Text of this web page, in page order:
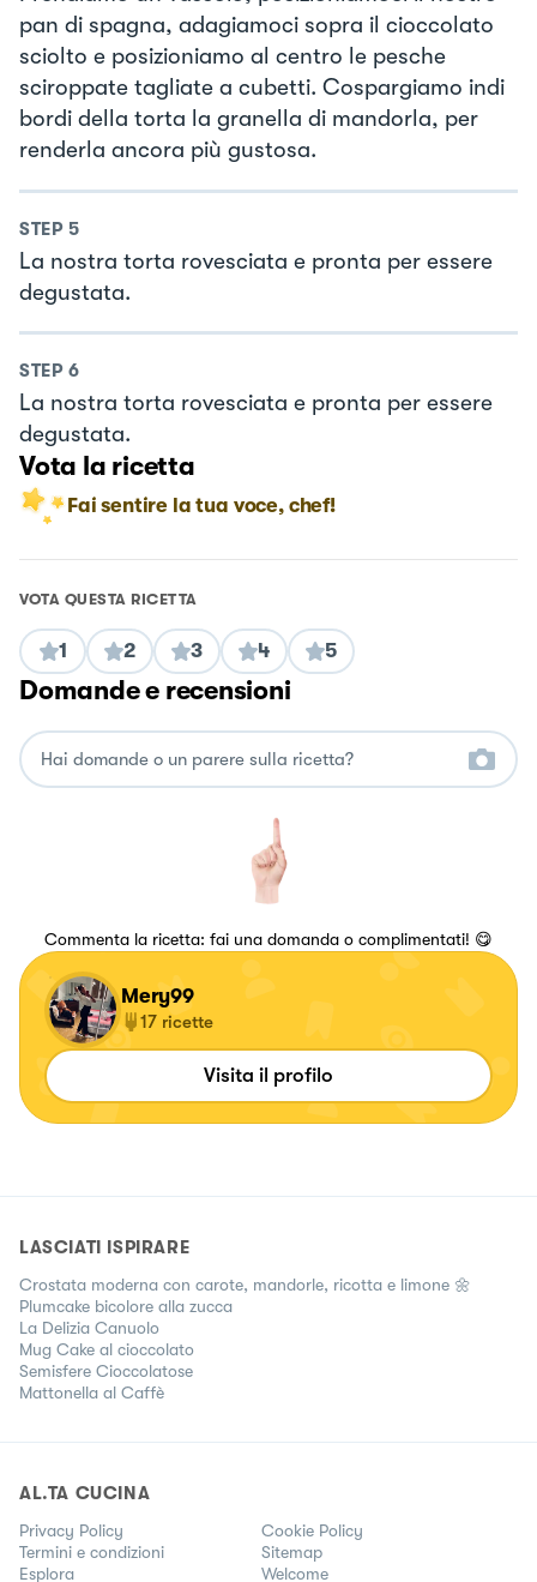
pan di spagna, adagiamoci sopra il cioccolato
sciolto e posizioniamo al centro le pesche
sciroppate tagliate a cubetti. Cospargiamo indi
bordi della torta la granella di mandorla, per
renderla ancora più gustosa.
STEP 5
La nostra torta rovesciata e pronta per essere
degustata.
STEP 6
La nostra torta rovesciata e pronta per essere
degustata.
Vota la ricetta
Fai sentire la tua voce, chef!
VOTA QUESTA RICETTA
1 2 3 4 5
Domande e recensioni
Commenta la ricetta: fai una domanda o complimentati! 😋
Mery99
17 ricette
Visita il profilo
LASCIATI ISPIRARE
Crostata moderna con carote, mandorle, ricotta e limone 🌼
Plumcake bicolore alla zucca
La Delizia Canuolo
Mug Cake al cioccolato
Semisfere Cioccolatose
Mattonella al Caffè
AL.TA CUCINA
Privacy Policy
Cookie Policy
Termini e condizioni
Sitemap
Esplora
Welcome